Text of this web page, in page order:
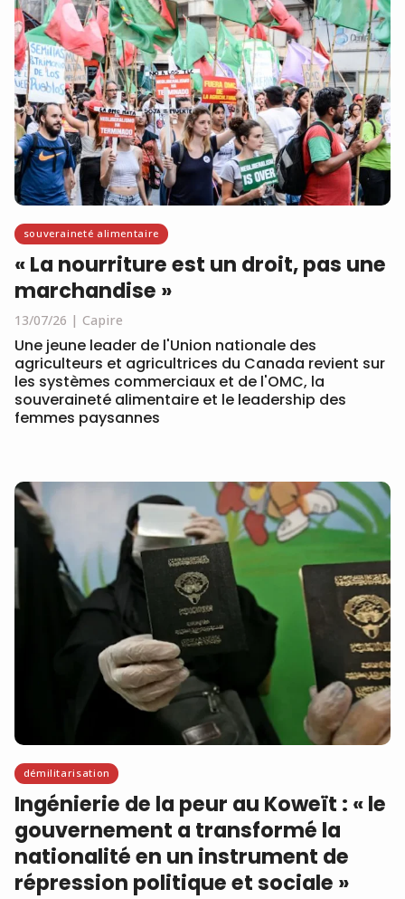
souveraineté alimentaire
« La nourriture est un droit, pas une
marchandise »
13/07/26 Capire
Une jeune leader de l'Union nationale des
agriculteurs et agricultrices du Canada revient sur
les systèmes commerciaux et de l'OMC, la
souveraineté alimentaire et le leadership des
femmes paysannes
démilitarisation
Ingénierie de la peur au Koweït : « le
gouvernement a transformé la
nationalité en un instrument de
répression politique et sociale »